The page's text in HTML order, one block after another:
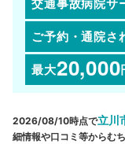
交通事故病院サ
ご予約・通院さ
最大20,000
2026/08/10時点で立川
細情報や口コミ等からむ